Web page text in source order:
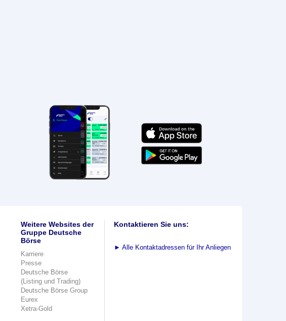
Weitere Websites der
Gruppe Deutsche
Börse
Karriere
Presse
Deutsche Börse
(Listing und Trading)
Deutsche Börse Group
Eurex
Xetra-Gold
Kontaktieren Sie uns:
► Alle Kontaktadressen für Ihr Anliegen